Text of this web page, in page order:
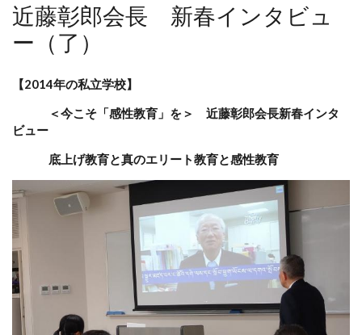
近藤彰郎会長 新春インタビュ
ー（了）
【2014年の私立学校】
＜今こそ「感性教育」を＞ 近藤彰郎会長新春インタ
ビュー
底上げ教育と真のエリート教育と感性教育